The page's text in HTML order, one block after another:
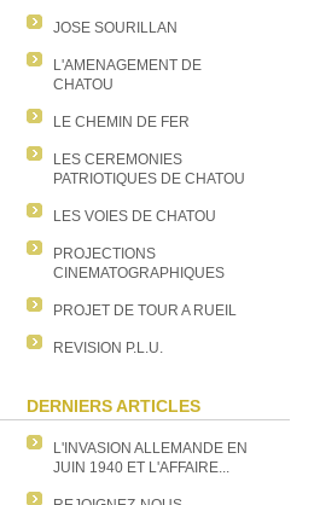
JOSE SOURILLAN
L'AMENAGEMENT DE
CHATOU
LE CHEMIN DE FER
LES CEREMONIES
PATRIOTIQUES DE CHATOU
LES VOIES DE CHATOU
PROJECTIONS
CINEMATOGRAPHIQUES
PROJET DE TOUR A RUEIL
REVISION P.L.U.
DERNIERS ARTICLES
L'INVASION ALLEMANDE EN
JUIN 1940 ET L'AFFAIRE...